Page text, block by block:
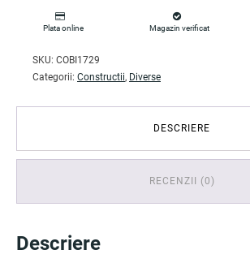
Plata online Magazin verificat
SKU: COBI1729
Categorii: Constructii, Diverse
DESCRIERE
RECENZII (0)
Descriere